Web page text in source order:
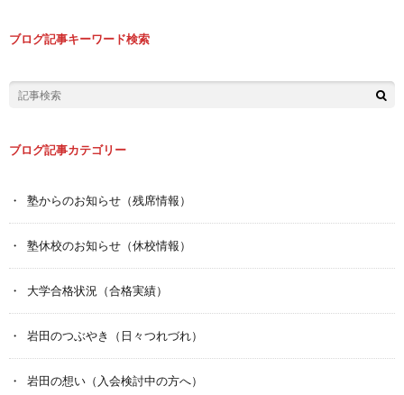
ブログ記事キーワード検索
ブログ記事カテゴリー
塾からのお知らせ（残席情報）
塾休校のお知らせ（休校情報）
大学合格状況（合格実績）
岩田のつぶやき（日々つれづれ）
岩田の想い（入会検討中の方へ）